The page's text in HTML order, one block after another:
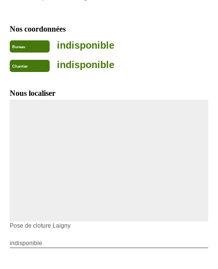
Nos coordonnées
Bureau indisponible
Chantier indisponible
Nous localiser
Pose de cloture Laigny
indisponible